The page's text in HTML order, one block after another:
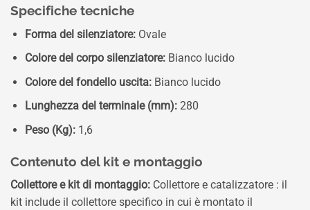
Specifiche tecniche
Forma del silenziatore:Ovale
Colore del corpo silenziatore:Bianco lucido
Colore del fondello uscita:Bianco lucido
Lunghezza del terminale (mm):280
Peso (Kg):1,6
Contenuto del kit e montaggio
Collettore e kit di montaggio: Collettore e catalizzatore : il
kit include il collettore specifico in cui è montato il